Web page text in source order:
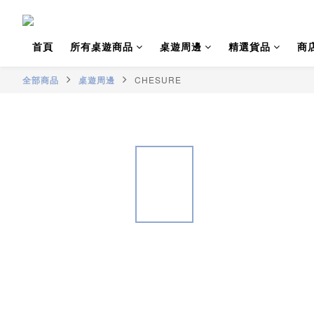
首頁 所有桌遊商品 桌遊周邊 精選貨品 商
全部商品 桌遊周邊 CHESURE